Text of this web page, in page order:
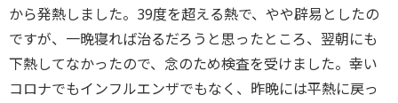
から発熱しました。39度を超える熱で、やや辟易としたの
ですが、一晩寝れば治るだろうと思ったところ、翌朝にも
下熱してなかったので、念のため検査を受けました。幸い
コロナでもインフルエンザでもなく、昨晩には平熱に戻っ